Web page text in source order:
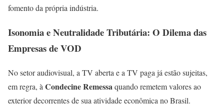
fomento da própria indústria.
Isonomia e Neutralidade Tributária: O Dilema das
Empresas de VOD
No setor audiovisual, a TV aberta e a TV paga já estão sujeitas,
em regra, à Condecine Remessaquando remetem valores ao
exterior decorrentes de sua atividade econômica no Brasil.